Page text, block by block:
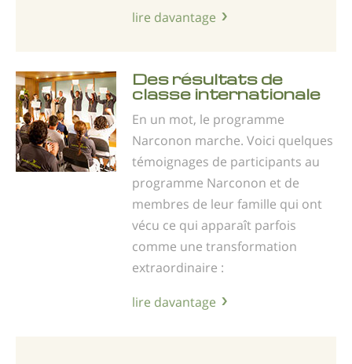
lire davantage
Des résultats de
classe internationale
En un mot, le programme
Narconon marche. Voici quelques
témoignages de participants au
programme Narconon et de
membres de leur famille qui ont
vécu ce qui apparaît parfois
comme une transformation
extraordinaire :
lire davantage